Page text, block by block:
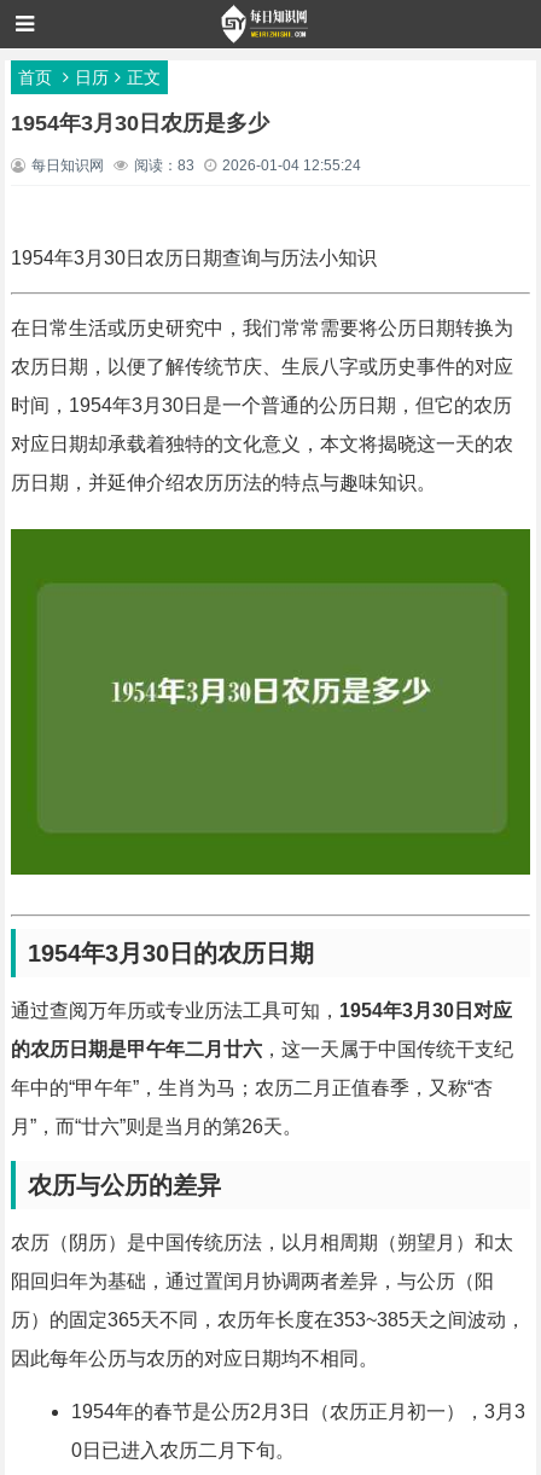
首页 日历 正文
1954年3月30日农历是多少
每日知识网 阅读：83 2026-01-04 12:55:24
1954年3月30日农历日期查询与历法小知识
在日常生活或历史研究中，我们常常需要将公历日期转换为
农历日期，以便了解传统节庆、生辰八字或历史事件的对应
时间，1954年3月30日是一个普通的公历日期，但它的农历
对应日期却承载着独特的文化意义，本文将揭晓这一天的农
历日期，并延伸介绍农历历法的特点与趣味知识。
1954年3月30日的农历日期
通过查阅万年历或专业历法工具可知， 1954年3月30日对应
的农历日期是甲午年二月廿六，这一天属于中国传统干支纪
年中的“甲午年”，生肖为马；农历二月正值春季，又称“杏
月”，而“廿六”则是当月的第26天。
农历与公历的差异
农历（阴历）是中国传统历法，以月相周期（朔望月）和太
阳回归年为基础，通过置闰月协调两者差异，与公历（阳
历）的固定365天不同，农历年长度在353~385天之间波动，
因此每年公历与农历的对应日期均不相同。
1954年的春节是公历2月3日（农历正月初一），3月3
0日已进入农历二月下旬。